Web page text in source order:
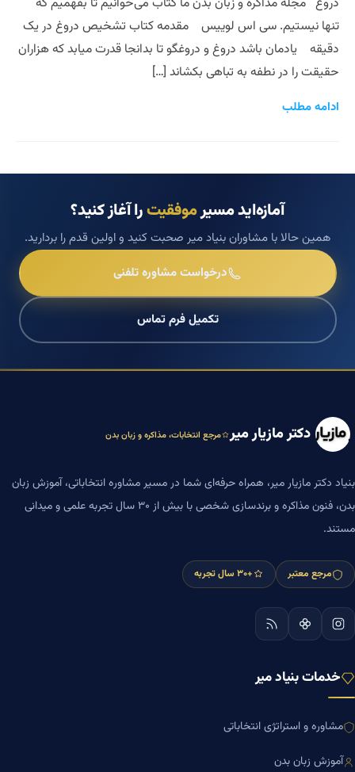
تنها نیستیم. سی اس لوییس مقدمه کتاب تشخیص دروغ در یک
دقیقه یادمان باشد دروغ و دروغگو تا بدانجا قدرت میابد که هزاران
حقیقت را در نطفه به تباهی بکشاند […]
ادامه مطلب
آمازه‌اید مسیرموفقیترا آغاز کنید؟
همین حالا با مشاوران بنیاد میر صحبت کنید و اولین قدم را بردارید.
درخواست مشاوره تلفنی
تکمیل فرم تماس
دکتر مازیار میر مرجع انتخابات، مذاکره و زبان بدن
بنیاد دکتر مازیار میر، همراه حرفه‌ای شما در مسیر مشاوره انتخاباتی، آموزش زبان
بدن، فنون مذاکره و برندسازی شخصی با بیش از ۳۰ سال تجربه علمی و میدانی
مستند.
مرجع معتبر +۳۰ سال تجربه
خدمات بنیاد میر
مشاوره و استراتژی انتخاباتی
آموزش زبان بدن